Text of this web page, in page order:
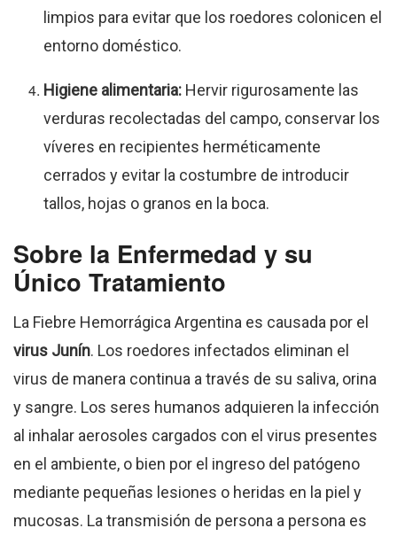
limpios para evitar que los roedores colonicen el
entorno doméstico.
Higiene alimentaria: Hervir rigurosamente las
verduras recolectadas del campo, conservar los
víveres en recipientes herméticamente
cerrados y evitar la costumbre de introducir
tallos, hojas o granos en la boca.
Sobre la Enfermedad y su
Único Tratamiento
La Fiebre Hemorrágica Argentina es causada por el
virus Junín. Los roedores infectados eliminan el
virus de manera continua a través de su saliva, orina
y sangre. Los seres humanos adquieren la infección
al inhalar aerosoles cargados con el virus presentes
en el ambiente, o bien por el ingreso del patógeno
mediante pequeñas lesiones o heridas en la piel y
mucosas. La transmisión de persona a persona es